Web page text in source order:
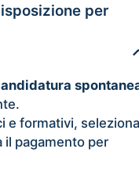
per
e formativi, seleziona
il pagamento per